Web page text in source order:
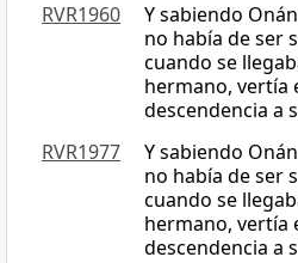
RVR1960
Y sabiendo
no había de ser
cuando se
hermano, vertía
descendencia a
RVR1977
Y sabiendo
no había de ser
cuando se
hermano, vertía
descendencia a